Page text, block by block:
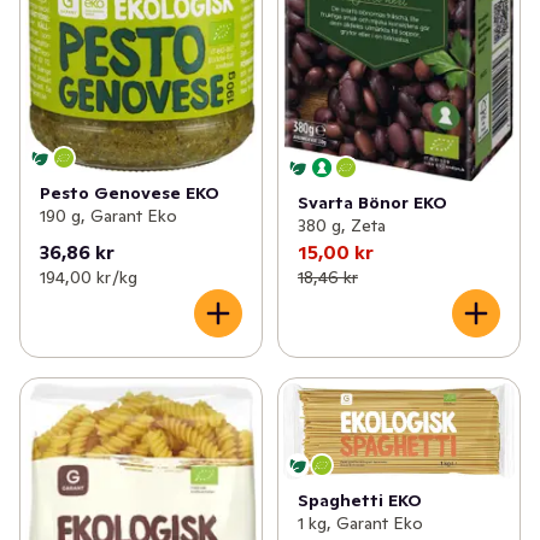
Pesto Genovese EKO
190 g, Garant Eko
36,86 kr
194,00 kr /kg
Svarta Bönor EKO
380 g, Zeta
15,00 kr
18,46 kr
Spaghetti EKO
1 kg, Garant Eko